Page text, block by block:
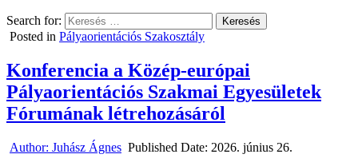
Search for:
Posted in Pályaorientációs Szakosztály
Konferencia a Közép-európai
Pályaorientációs Szakmai Egyesületek
Fórumának létrehozásáról
Author: Juhász Ágnes Published Date: 2026. június 26.